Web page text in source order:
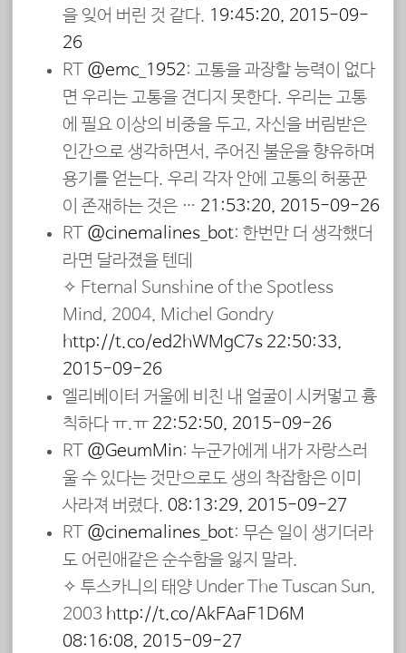
을 잊어 버린 것 같다. 19:45:20, 2015-09-
26
RT @emc_1952: 고통을 과장할 능력이 없다
면 우리는 고통을 견디지 못한다. 우리는 고통
에 필요 이상의 비중을 두고, 자신을 버림받은
인간으로 생각하면서, 주어진 불운을 향유하며
용기를 얻는다. 우리 각자 안에 고통의 허풍꾼
이 존재하는 것은 … 21:53:20, 2015-09-26
RT @cinemalines_bot: 한번만 더 생각했더
라면 달라졌을 텐데
✧ Eternal Sunshine of the Spotless
Mind, 2004, Michel Gondry
http://t.co/ed2hWMgC7s 22:50:33,
2015-09-26
엘리베이터 거울에 비친 내 얼굴이 시커멓고 흉
칙하다 ㅠ.ㅠ 22:52:50, 2015-09-26
RT @GeumMin: 누군가에게 내가 자랑스러
울 수 있다는 것만으로도 생의 착잡함은 이미
사라져 버렸다. 08:13:29, 2015-09-27
RT @cinemalines_bot: 무슨 일이 생기더라
도 어린애같은 순수함을 잃지 말라.
✧ 투스카니의 태양 Under The Tuscan Sun,
2003 http://t.co/AkEAaF1D6M
08:16:08, 2015-09-27